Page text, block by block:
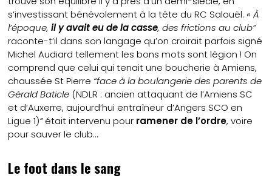
s’investissant bénévolement à la tête du RC Salouël.« À
l’époque,il y avait eu de la casse, des frictions au club”
raconte-t’il dans son langage qu’on croirait parfois signé
Michel Audiard tellement les bons mots sont légion ! On
comprend que celui qui tenait une boucherie à Amiens,
chaussée St Pierre “face à la boulangerie des parents de
Gérald Baticle (NDLR : ancien attaquant de l’Amiens SC
et d’Auxerre, aujourd’hui entraîneur d’Angers SCO en
Ligue 1)”était intervenu pour ramener de l’ordre, voire
pour sauver le club…
Le foot dans le sang